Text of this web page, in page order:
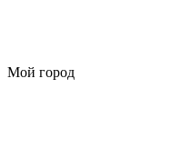
Мой город